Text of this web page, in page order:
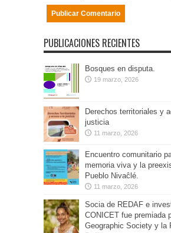
PUBLICACIONES RECIENTES
Bosques en disputa.
19 marzo, 2026
Derechos territoriales y
justicia
11 marzo, 2026
Encuentro comunitario
memoria viva y la
Pueblo Nivaĉlé.
11 marzo, 2026
Socia de REDAF e
CONICET fue premiada
Geographic Society y la